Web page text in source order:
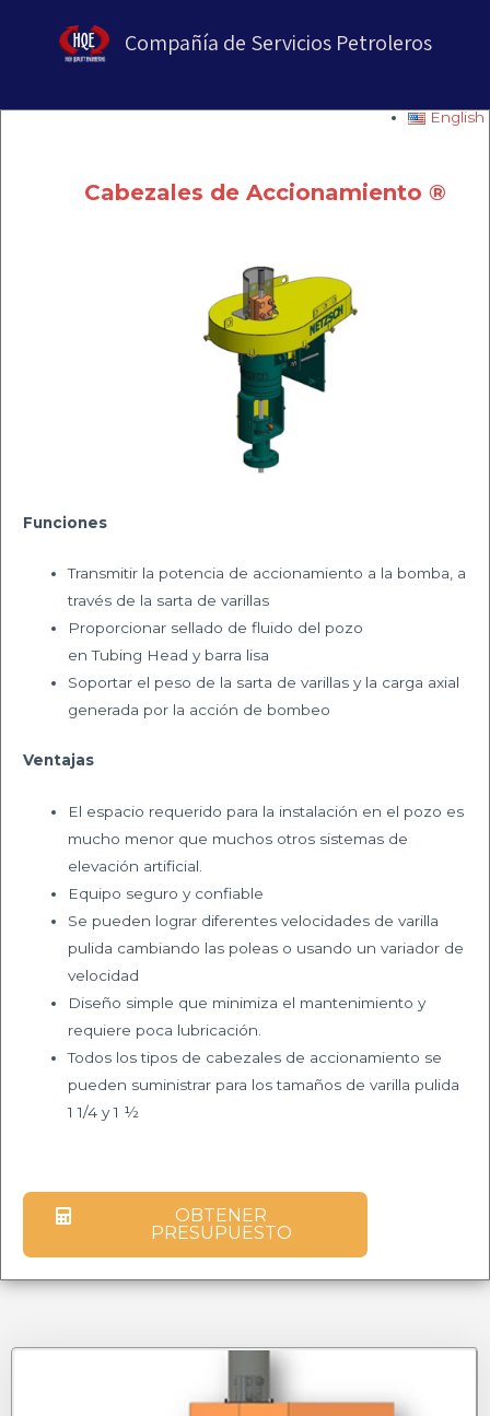
Compañía de Servicios Petroleros
English
Cabezales de Accionamiento ®
Funciones
Transmitir la potencia de accionamiento a la bomba, a
través de la sarta de varillas
Proporcionar sellado de fluido del pozo
enTubing Head y barra lisa
Soportar el peso de la sarta de varillas y la carga axial
generada por la acción de bombeo
Ventajas
El espacio requerido para la instalación en el pozo es
mucho menor que muchos otros sistemas de
elevación artificial.
Equipo seguro y confiable
Se pueden lograr diferentes velocidades de varilla
pulida cambiando las poleas o usando un variador de
velocidad
Diseño simple que minimiza el mantenimiento y
requiere poca lubricación.
Todos los tipos de cabezales de accionamiento se
pueden suministrar para los tamaños de varilla pulida
1 1/4 y 1 ½
OBTENER
PRESUPUESTO